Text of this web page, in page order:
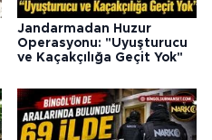
Jandarmadan Huzur
Operasyonu: "Uyuşturucu
ve Kaçakçılığa Geçit Yok"